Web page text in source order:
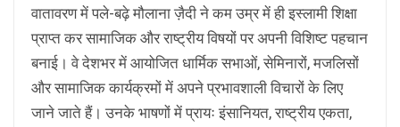
वातावरण में पले-बढ़े मौलाना ज़ैदी ने कम उम्र में ही इस्लामी शिक्षा
प्राप्त कर सामाजिक और राष्ट्रीय विषयों पर अपनी विशिष्ट पहचान
बनाई। वे देशभर में आयोजित धार्मिक सभाओं, सेमिनारों, मजलिसों
और सामाजिक कार्यक्रमों में अपने प्रभावशाली विचारों के लिए
जाने जाते हैं। उनके भाषणों में प्रायः इंसानियत, राष्ट्रीय एकता,